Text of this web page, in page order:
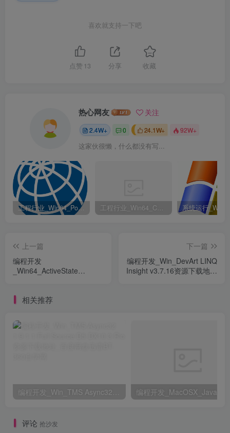
喜欢就支持一下吧
点赞 13 分享 收藏
热心网友 关注
2.4W+ 0 24.1W+ 92W+
这家伙很懒，什么都没有写...
工程行业_Win64_PointWise 18.6 R2 x64资源下载地址_百度网盘迅雷BT 工程行业_Win64_Cadence Fidelity Pointwise 2024.1 x64资源下载地址_百度网盘迅雷BT
上一篇
编程开发
_Win64_ActiveState
度网盘迅雷BT
下一篇
编程开发_Win_DevArt LINQ
Insight v3.7.16资源下载地址
相关推荐
评论 抢沙发